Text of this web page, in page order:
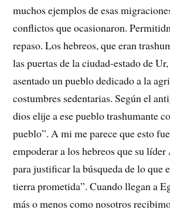
muchos ejemplos de esas
conflictos que ocasionaron.
repaso. Los hebreos, que eran
las puertas de la ciudad-estado de
asentado un pueblo dedicado a la
costumbres sedentarias. Según el
dios elije a ese pueblo trashumante
pueblo”. A mi me parece que esto
empoderar a los hebreos que su
para justificar la búsqueda de lo que
tierra prometida”. Cuando llegan a
más o menos como nosotros